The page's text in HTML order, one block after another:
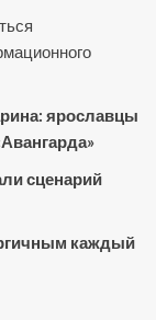
ярославцы
сценарий
каждый